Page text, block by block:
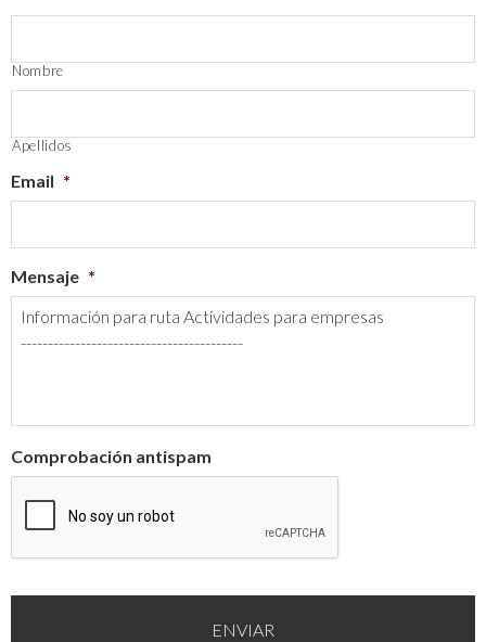
Nombre
Apellidos
Email *
Mensaje *
Comprobación antispam